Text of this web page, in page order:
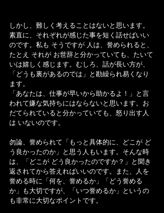
しかし、難しく考えることはないと思います。
素直に、それぞれが感じた事を短く話せばいい
のです。私も そうですが 人は、誉められると、
たとえ それが お世辞と分かっていても、たいて
いは嬉しく感じます。むしろ、話が長い方が、
「どうも裏があるのでは」と勘繰られ易くなり
ます。
「あなたは、仕事が早いから助かるよ！」と言
われて嫌な気持ちにはならないと思います。お
だてられていると分かっていても、怒り出す人
は いないのです。
勿論、誉められて「もっと具体的に、どこが ど
う良かったのか」と思う人もいます。そんな時
は、「どこが どう良かったのですか？」と聞き
返されてから答えればいいのです。また、人を
誉める時に「何を、誉めるか」「どう誉める
か」も大切ですが、「いつ誉めるか」というの
も非常に大切なポイントです。